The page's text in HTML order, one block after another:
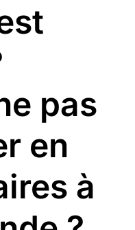
pas
en
à